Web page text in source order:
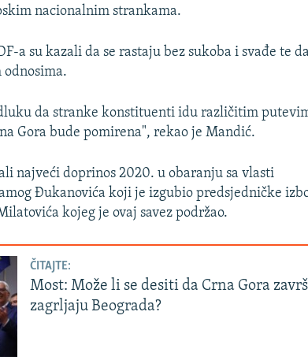
nacionalnim strankama.
a su kazali da se rastaju bez sukoba i svađe te
da stranke konstituenti idu različitim
Gora bude pomirena", rekao je Mandić.
najveći doprinos 2020. u obaranju sa vlasti
Đukanovića koji je izgubio predsjedničke
kojeg je ovaj savez podržao.
ČITAJTE:
Most: Može li se desiti da Crna Gora
zagrljaju Beograda?